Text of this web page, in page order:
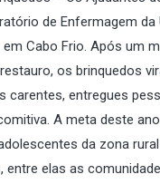
de Enfermagem da
em Cabo Frio. Após um
os brinquedos
carentes, entregues
A meta deste
da zona
entre elas as